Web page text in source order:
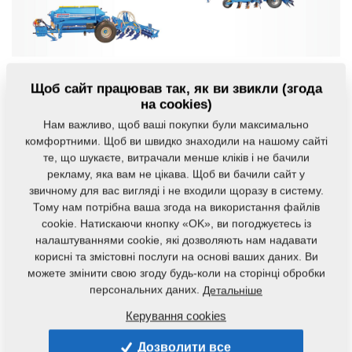
Читайте также некоторые из ранее
опубликованных разговоров с довольными
клиентами
Щоб сайт працював так, як ви звикли (згода
на cookies)
Нам важливо, щоб ваші покупки були максимально
комфортними. Щоб ви швидко знаходили на нашому сайті
те, що шукаєте, витрачали менше кліків і не бачили
рекламу, яка вам не цікава. Щоб ви бачили сайт у
звичному для вас вигляді і не входили щоразу в систему.
Тому нам потрібна ваша згода на використання файлів
cookie. Натискаючи кнопку «OK», ви погоджуєтесь із
налаштуваннями cookie, які дозволяють нам надавати
корисні та змістовні послуги на основі ваших даних. Ви
можете змінити свою згоду будь-коли на сторінці обробки
персональних даних. Детальніше
Керування cookies
Дозволити все